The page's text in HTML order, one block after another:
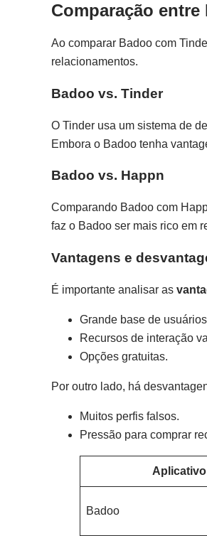
Comparação
Ao comparar Badoo com
relacionamentos.
Badoo vs. Tinder
O Tinder usa um sistema de
Embora o Badoo tenha
Badoo vs. Happn
Comparando Badoo com
faz o Badoo ser mais rico em
Vantagens e
É importante analisar as
Grande base de
Recursos de interação
Opções gratuitas.
Por outro lado, há
Muitos perfis falsos.
Pressão para comprar
Aplicativo
Badoo